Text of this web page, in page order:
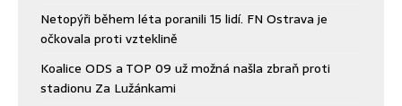
Netopýři během léta poranili 15 lidí. FN Ostrava je
očkovala proti vzteklině
Koalice ODS a TOP 09 už možná našla zbraň proti
stadionu Za Lužánkami